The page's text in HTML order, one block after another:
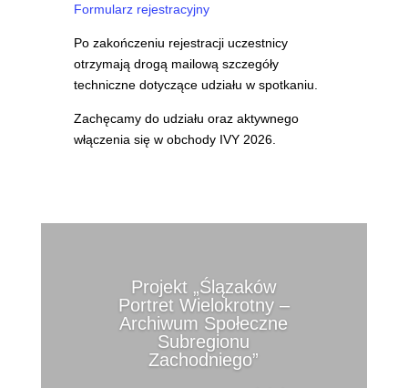
Formularz rejestracyjny
Po zakończeniu rejestracji uczestnicy
otrzymają drogą mailową szczegóły
techniczne dotyczące udziału w spotkaniu.
Zachęcamy do udziału oraz aktywnego
włączenia się w obchody IVY 2026.
Projekt „Ślązaków
Portret Wielokrotny –
Archiwum Społeczne
Subregionu
Zachodniego”